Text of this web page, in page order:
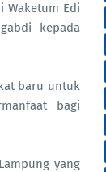
Waketum Edi
kepada
baru untuk
bagi
yang